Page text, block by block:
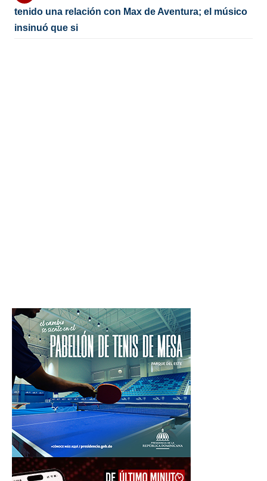
tenido una relación con Max de Aventura; el músico
insinuó que si